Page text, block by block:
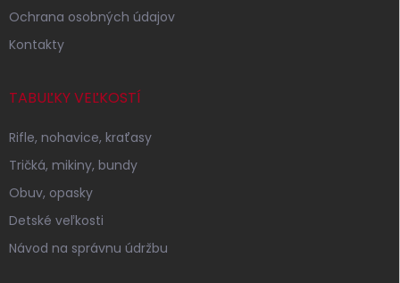
Ochrana osobných údajov
Kontakty
TABUĽKY VEĽKOSTÍ
Rifle, nohavice, kraťasy
Tričká, mikiny, bundy
Obuv, opasky
Detské veľkosti
Návod na správnu údržbu